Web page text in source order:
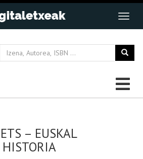
– EUSKAL